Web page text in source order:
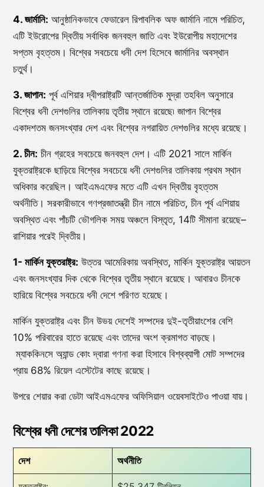
4. জার্মানি: আনুষ্ঠানিকভাবে ফেডারেল রিপাবলিক অফ জার্মানি নামে পরিচিত,
এটি ইউরোপের দ্বিতীয় সর্বাধিক জনবহুল জাতি এবং ইউরোপীয় মহাদেশের
সপ্তম বৃহত্তম। বিশ্বের সবচেয়ে ধনী দেশ হিসেবে জার্মানির অবস্থান
চতুর্থ।
3. জাপান: পূর্ব এশিয়ার দ্বীপরাষ্ট্রটি আন্তর্জাতিক মুদ্রা তহবিল অনুসারে
বিশ্বের ধনী দেশগুলির তালিকায় তৃতীয় স্থানে রয়েছে৷ জাপান বিশ্বের
একাদশতম জনসংখ্যার দেশ এবং বিশ্বের নগরায়িত দেশগুলির মধ্যে রয়েছে।
2. চীন: চীন গ্রহের সবচেয়ে জনবহুল দেশ। এটি 2021 সালে মার্কিন
যুক্তরাষ্ট্রকে ছাড়িয়ে বিশ্বের সবচেয়ে ধনী দেশগুলির তালিকায় প্রথম স্থান
অধিকার করেছিল। আইএমএফের মতে এটি এখন দ্বিতীয় বৃহত্তম
অর্থনীতি। সরকারীভাবে গণপ্রজাতন্ত্রী চীন নামে পরিচিত, চীন পূর্ব এশিয়ায়
অবস্থিত এবং পাঁচটি ভৌগলিক সময় অঞ্চলে বিস্তৃত, 14টি সীমানা রয়েছে–
রাশিয়ার পরেই দ্বিতীয়।
1- মার্কিন যুক্তরাষ্ট্র: উত্তর আমেরিকায় অবস্থিত, মার্কিন যুক্তরাষ্ট্র আয়তন
এবং জনসংখ্যার দিক থেকে বিশ্বের তৃতীয় স্থানে রয়েছে। আবারও চীনকে
হারিয়ে বিশ্বের সবচেয়ে ধনী দেশে পরিণত হয়েছে।
মার্কিন যুক্তরাষ্ট্র এবং চীন উভয় দেশেই সম্পদের দুই-তৃতীয়াংশের বেশি
10% পরিবারের হাতে রয়েছে এবং তাদের অংশ ক্রমাগত বাড়ছে।
ম্যাককিনসে অ্যান্ড কোং দ্বারা গণনা করা হিসাবে বিশ্বব্যাপী মোট সম্পদের
প্রায় 68% রিয়েল এস্টেটের কাছে রয়েছে।
উপরে শেয়ার করা ডেটা আইএমএফের অফিসিয়াল ওয়েবসাইটেও পাওয়া যায়।
বিশ্বের ধনী দেশের তালিকা 2022
দেশ অর্থনীতি